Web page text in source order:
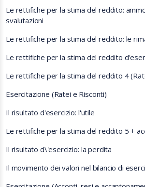
Le rettifiche per la stima del reddito:
svalutazioni
Le rettifiche per la stima del reddito: le
Le rettifiche per la stima del reddito
Le rettifiche per la stima del reddito 4
Esercitazione (Ratei e Risconti)
Il risultato d'esercizio: l'utile
Le rettifiche per la stima del reddito 5 +
Il risultato d\'esercizio: la perdita
Il movimento dei valori nel bilancio di